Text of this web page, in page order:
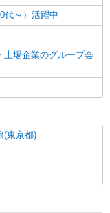
代～）活躍中
上場企業のグループ会
(東京都)